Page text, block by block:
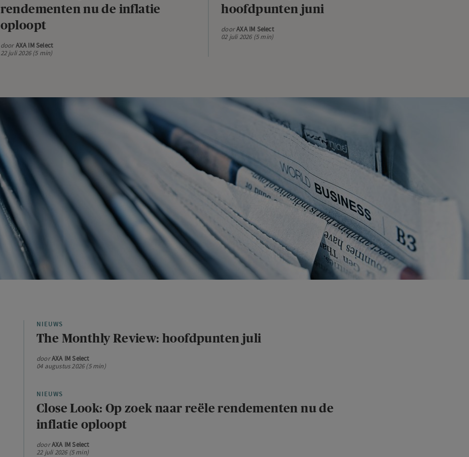
rendementen nu de inflatie
oploopt
doorAXA IM Select
22 juli 2026 (5 min)
hoofdpunten juni
doorAXA IM Select
02 juli 2026 (5 min)
NIEUWS
The Monthly Review: hoofdpunten juli
doorAXA IM Select
04 augustus 2026 (5 min)
NIEUWS
Close Look: Op zoek naar reële rendementen nu de
inflatie oploopt
doorAXA IM Select
22 juli 2026 (5 min)